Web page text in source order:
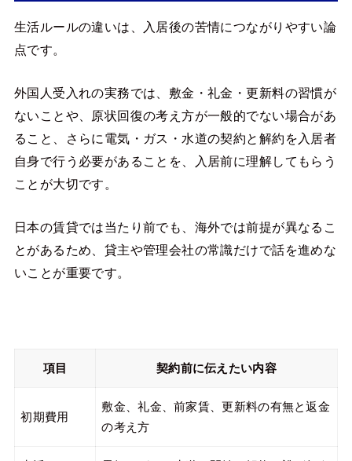
生活ルールの違いは、入居後の苦情につながりやすい論
点です。
外国人受入れの実務では、敷金・礼金・更新料の習慣が
ないことや、原状回復の考え方が一般的でない場合があ
ること、さらに電気・ガス・水道の契約と解約を入居者
自身で行う必要があることを、入居前に理解してもらう
ことが大切です。
日本の賃貸では当たり前でも、海外では前提が異なるこ
とがあるため、貸主や管理会社の常識だけで話を進めな
いことが重要です。
項目 契約前に伝えたい内容
初期費用
敷金、礼金、前家賃、更新料の有無と返金
の考え方